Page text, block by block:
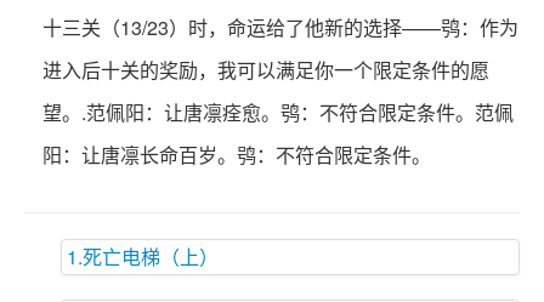
十三关（13/23）时，命运给了他新的选择——鸮：作为
进入后十关的奖励，我可以满足你一个限定条件的愿
望。.范佩阳：让唐凛痊愈。鸮：不符合限定条件。范佩
阳：让唐凛长命百岁。鸮：不符合限定条件。
1.死亡电梯（上）